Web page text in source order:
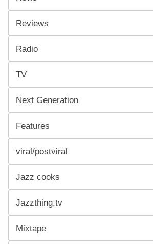
Reviews
Radio
TV
Next Generation
Features
viral/postviral
Jazz cooks
Jazzthing.tv
Mixtape